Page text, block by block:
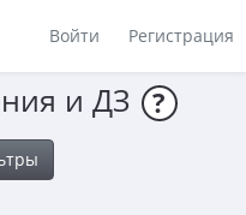
Войти Регистрация
и ДЗ ?